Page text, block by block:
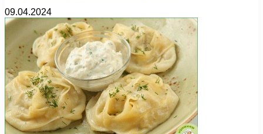
09.04.2024